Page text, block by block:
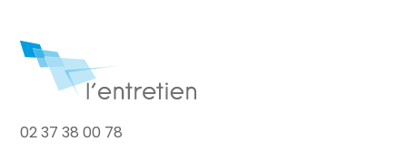
02 37 38 00 78